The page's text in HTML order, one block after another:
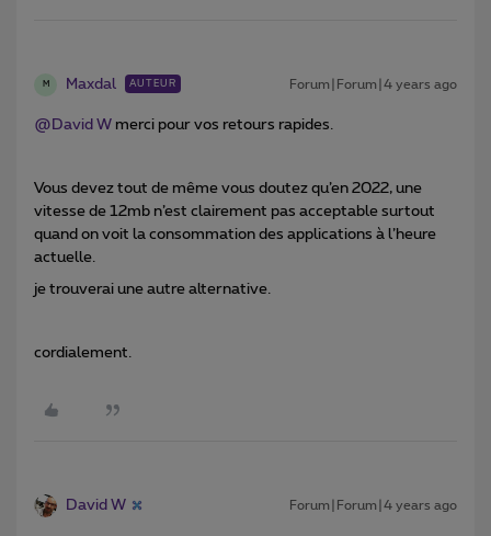
M Maxdal AUTEUR Forum|Forum|4 years ago
@David W merci pour vos retours rapides.
Vous devez tout de même vous doutez qu’en 2022, une
vitesse de 12mb n’est clairement pas acceptable surtout
quand on voit la consommation des applications à l’heure
actuelle.
je trouverai une autre alternative.
cordialement.
David W Forum|Forum|4 years ago